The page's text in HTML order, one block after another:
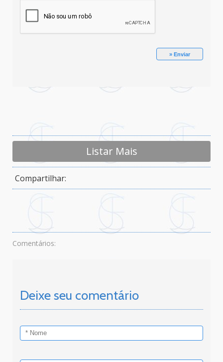
Listar Mais
Compartilhar:
Comentários:
Deixe seu comentário